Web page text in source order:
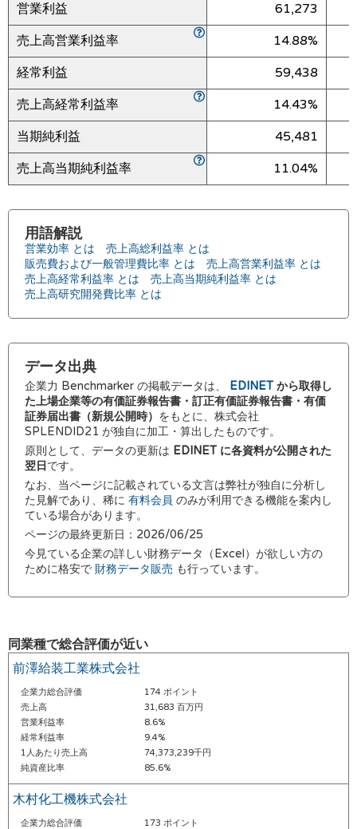
営業利益
61,273
売上高営業利益率
14.88%
経常利益
59,438
売上高経常利益率
14.43%
当期純利益
45,481
売上高当期純利益率
11.04%
用語解説
営業効率 とは
売上高総利益率 とは
販売費および一般管理費比率 とは
売上高営業利益率 とは
売上高経常利益率 とは
売上高当期純利益率 とは
売上高研究開発費比率 とは
データ出典
企業力 Benchmarker の掲載データは、 EDINETから取得し
た上場企業等の有価証券報告書・訂正有価証券報告書・有価
証券届出書（新規公開時） をもとに、株式会社
SPLENDID21 が独自に加工・算出したものです。
原則として、データの更新は EDINET に各資料が公開された
翌日 です。
なお、当ページに記載されている文言は弊社が独自に分析し
た見解であり、稀に 有料会員 のみが利用できる機能を案内し
ている場合があります。
ページの最終更新日：2026/06/25
今見ている企業の詳しい財務データ（Excel）が欲しい方の
ために格安で 財務データ販売 も行っています。
同業種で総合評価が近い
前澤給装工業株式会社
企業力総合評価
174 ポイント
売上高
31,683 百万円
営業利益率
8.6%
経常利益率
9.4%
1人あたり売上高
74,373,239千円
純資産比率
85.6%
木村化工機株式会社
企業力総合評価
173 ポイント